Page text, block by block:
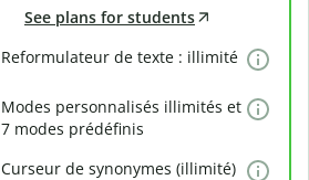
See plans for students
Reformulateur de texte : illimité
Modes personnalisés illimités et
7 modes prédéfinis
Curseur de synonymes (illimité)